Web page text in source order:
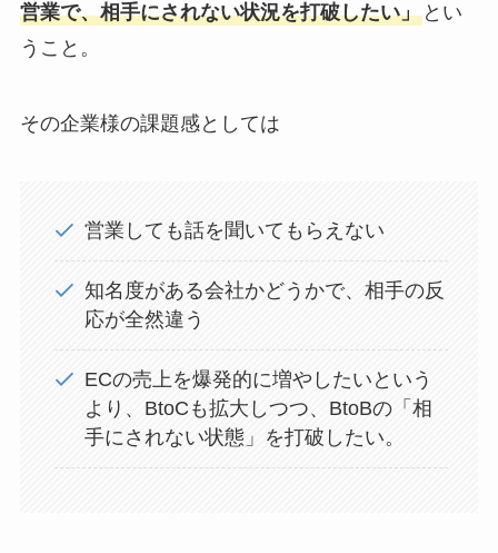
営業で、相手にされない状況を打破したい」とい
うこと。
その企業様の課題感としては
営業しても話を聞いてもらえない
知名度がある会社かどうかで、相手の反
応が全然違う
ECの売上を爆発的に増やしたいという
より、BtoCも拡大しつつ、BtoBの「相
手にされない状態」を打破したい。